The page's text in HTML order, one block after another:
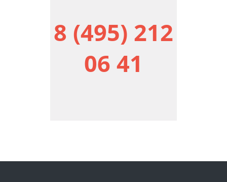
8 (495) 212
06 41